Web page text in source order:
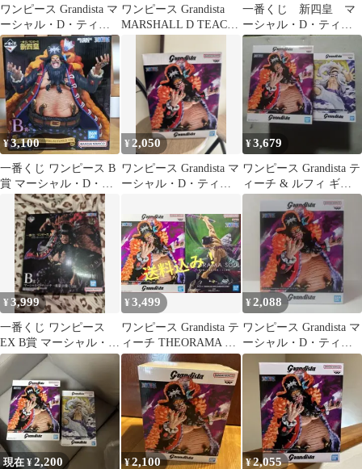
ワンピース Grandista マ
ーシャル・D・ティー
チ 2個セット
ワンピース Grandista
MARSHALL D TEACH
一番くじ 新四皇 マ
ーシャル・D・ティー
チ フィギュア
¥3,100
一番くじ ワンピース B
賞 マーシャル・D・テ
ィーチ フィギュア
¥2,050
ワンピース Grandista マ
ーシャル・D・ティー
¥3,679
ワンピース Grandista テ
ィーチ & ルフィ ギア5
セット
¥3,999
一番くじ ワンピース
EX B賞 マーシャル・
D・ティーチ 悪魔を宿
す者達
¥3,499
ワンピース Grandista テ
ィーチ THEORAMA ゾ
ロ フィギュア
¥2,088
ワンピース Grandista マ
ーシャル・D・ティー
チ フィギュア
現在 ¥2,200 ¥2,100 ¥2,055